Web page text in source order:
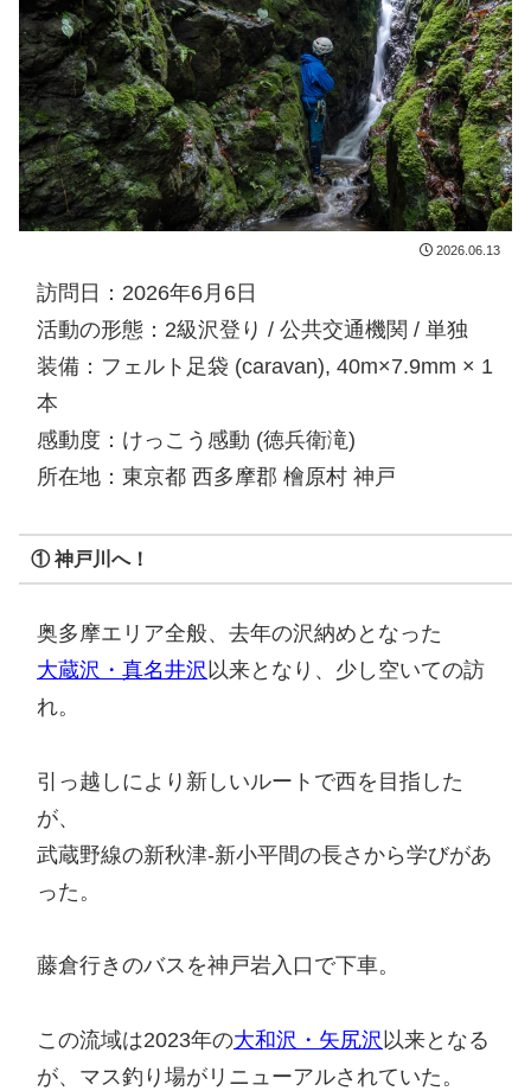
2026.06.13
訪問日：2026年6月6日
活動の形態：2級沢登り / 公共交通機関 / 単独
装備：フェルト足袋 (caravan), 40m×7.9mm × 1
本
感動度：けっこう感動 (徳兵衛滝)
所在地：東京都 西多摩郡 檜原村 神戸
① 神戸川へ！
奥多摩エリア全般、去年の沢納めとなった
大蔵沢・真名井沢 以来となり、少し空いての訪
れ。
引っ越しにより新しいルートで西を目指した
が、
武蔵野線の新秋津-新小平間の長さから学びがあ
った。
藤倉行きのバスを神戸岩入口で下車。
この流域は2023年の大和沢・矢尻沢 以来となる
が、マス釣り場がリニューアルされていた。